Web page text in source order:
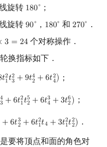
旋转 180∘
180∘ ；
旋转 90∘
90∘ ， 180∘
180∘和 270∘
270∘ ．
3 = 24个对称操作．
换指标如下．
𝑡2
1𝑡2
3 +9𝑡4
2 +6𝑡2
4)
t12t 32 +9t24+6t4 )；
4
3 +6𝑡2
1𝑡5
2 +6𝑡3
4 +3𝑡6
2)
4+ 6t12t 25 +6t 43 +3t26 )；
+6𝑡3
2 +6𝑡2
1𝑡4 +3𝑡2
1𝑡2
2)
2+ 6t23+6t12t4+3t12t22 )．
要将顶点和面的角色对